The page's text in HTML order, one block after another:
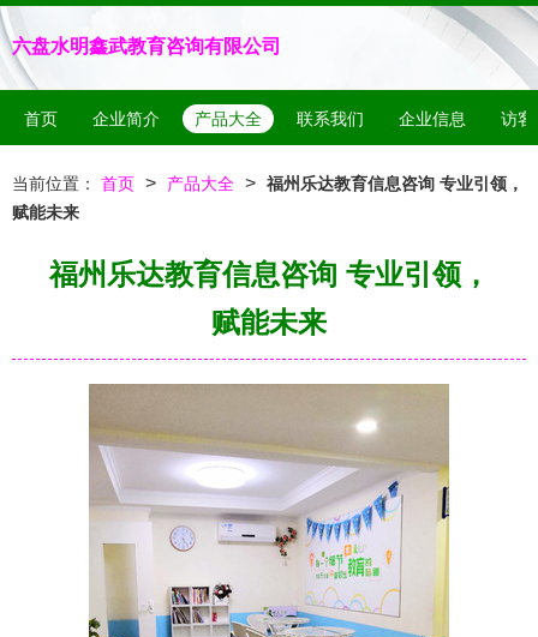
六盘水明鑫武教育咨询有限公司
首页 企业简介 产品大全 联系我们 企业信息 访客
当前位置： 首页 > 产品大全 > 福州乐达教育信息咨询 专业引领，
赋能未来
福州乐达教育信息咨询 专业引领，
赋能未来